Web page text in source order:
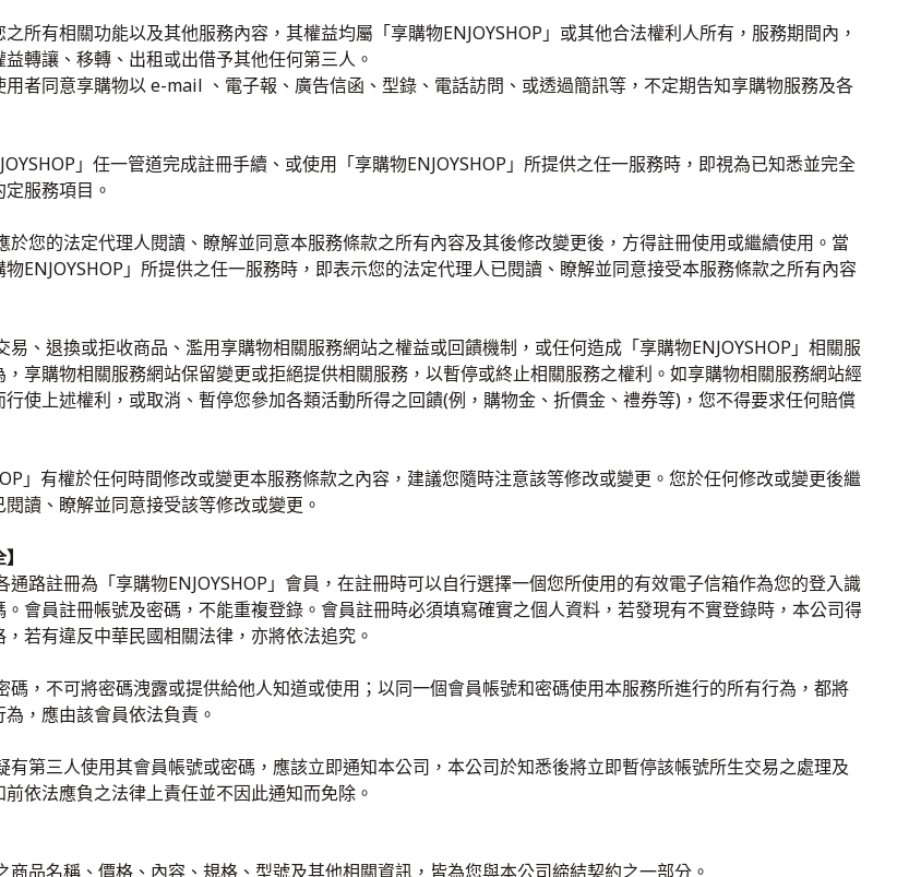
所有相關功能以及其他服務內容，其權益均屬「享購物ENJOYSHOP」或其他合法權利人所有，服務期間內，
轉讓、移轉、出租或出借予其他任何第三人。
用者同意享購物以 e-mail 、電子報、廣告信函、型錄、電話訪問、或透過簡訊等，不定期告知享購物服務及各
」任一管道完成註冊手續、或使用「享購物ENJOYSHOP」所提供之任一服務時，即視為已知悉並完全
服務項目。
於您的法定代理人閱讀、瞭解並同意本服務條款之所有內容及其後修改變更後，方得註冊使用或繼續使用。當
ENJOYSHOP」所提供之任一服務時，即表示您的法定代理人已閱讀、瞭解並同意接受本服務條款之所有內容
易、退換或拒收商品、濫用享購物相關服務網站之權益或回饋機制，或任何造成「享購物ENJOYSHOP」相關服
享購物相關服務網站保留變更或拒絕提供相關服務，以暫停或終止相關服務之權利。如享購物相關服務網站經
使上述權利，或取消、暫停您參加各類活動所得之回饋(例，購物金、折價金、禮券等)，您不得要求任何賠償
」有權於任何時間修改或變更本服務條款之內容，建議您隨時注意該等修改或變更。您於任何修改或變更後繼
讀、瞭解並同意接受該等修改或變更。
通路註冊為「享購物ENJOYSHOP」會員，在註冊時可以自行選擇一個您所使用的有效電子信箱作為您的登入識
會員註冊帳號及密碼，不能重複登錄。會員註冊時必須填寫確實之個人資料，若發現有不實登錄時，本公司得
若有違反中華民國相關法律，亦將依法追究。
碼，不可將密碼洩露或提供給他人知道或使用；以同一個會員帳號和密碼使用本服務所進行的所有行為，都將
，應由該會員依法負責。
有第三人使用其會員帳號或密碼，應該立即通知本公司，本公司於知悉後將立即暫停該帳號所生交易之處理及
依法應負之法律上責任並不因此通知而免除。
商品名稱、價格、內容、規格、型號及其他相關資訊，皆為您與本公司締結契約之一部分。